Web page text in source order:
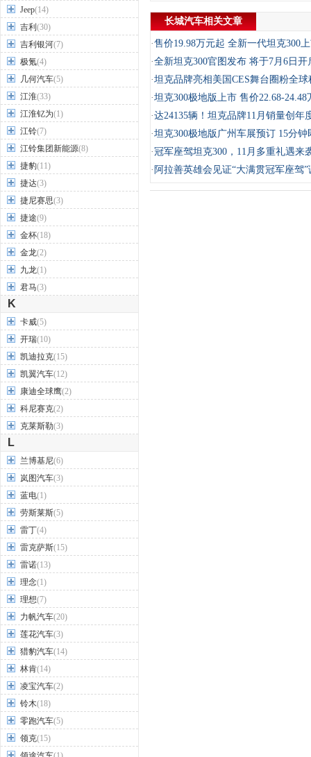
Jeep(14)
吉利 (30)
吉利银河(7)
极氪(4)
几何汽车(5)
江淮(33)
江淮钇为(1)
江铃(7)
江铃集团新能源(8)
捷豹(11)
捷达(3)
捷尼赛思(3)
捷途(9)
金杯(18)
金龙(2)
九龙(1)
君马(3)
K
卡威(5)
开瑞(10)
凯迪拉克(15)
凯翼汽车(12)
康迪全球鹰(2)
科尼赛克(2)
克莱斯勒(3)
L
兰博基尼(6)
岚图汽车(3)
蓝电(1)
劳斯莱斯(5)
雷丁(4)
雷克萨斯(15)
雷诺(13)
理念(1)
理想(7)
力帆汽车(20)
莲花汽车(3)
猎豹汽车(14)
林肯(14)
凌宝汽车(2)
铃木(18)
零跑汽车(5)
领克(15)
长城汽车相关文章
·售价19.98万元起 全新一代坦克300
·全新坦克300官图发布 将于7月6日开
·坦克品牌亮相美国CES舞台圈粉全
·坦克300极地版上市 售价22.68-24.48
·达24135辆！坦克品牌11月销量创年
·坦克300极地版广州车展预订 15分钟
·冠军座驾坦克300，11月多重礼遇来
· 阿拉善英雄会见证“大满贯冠军座驾